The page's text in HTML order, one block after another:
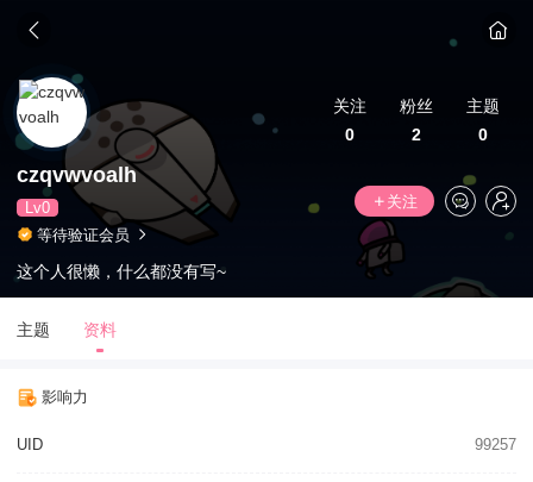
关注
0
粉丝
2
主题
0
czqvwvoalh
Lv0
关注
等待验证会员
这个人很懒，什么都没有写~
主题 资料
影响力
UID 99257